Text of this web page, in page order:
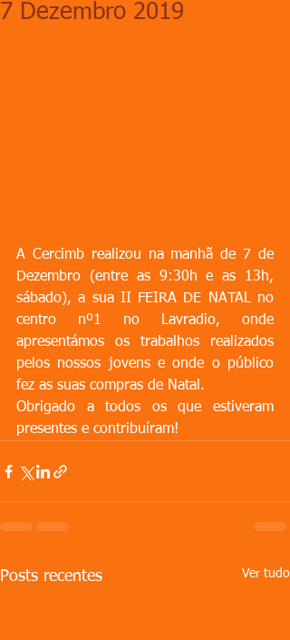
7 Dezembro 2019
A Cercimb realizou na manhã de 7 de
Dezembro (entre as 9:30h e as 13h,
sábado), a sua II FEIRA DE NATAL no
centro nº1 no Lavradio, onde
apresentámos os trabalhos realizados
pelos nossos jovens e onde o público
fez as suas compras de Natal.
Obrigado a todos os que estiveram
presentes e contribuíram!
Posts recentes Ver tudo